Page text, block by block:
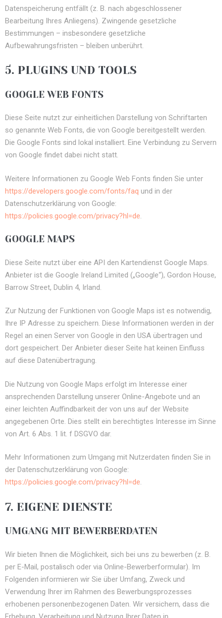
Datenspeicherung entfällt (z. B. nach abgeschlossener
Bearbeitung Ihres Anliegens). Zwingende gesetzliche
Bestimmungen – insbesondere gesetzliche
Aufbewahrungsfristen – bleiben unberührt.
5. PLUGINS UND TOOLS
GOOGLE WEB FONTS
Diese Seite nutzt zur einheitlichen Darstellung von Schriftarten
so genannte Web Fonts, die von Google bereitgestellt werden.
Die Google Fonts sind lokal installiert. Eine Verbindung zu Servern
von Google findet dabei nicht statt.
Weitere Informationen zu Google Web Fonts finden Sie unter
https://developers.google.com/fonts/faq und in der
Datenschutzerklärung von Google:
https://policies.google.com/privacy?hl=de
GOOGLE MAPS
Diese Seite nutzt über eine API den Kartendienst Google Maps.
Anbieter ist die Google Ireland Limited („Google“), Gordon House,
Barrow Street, Dublin 4, Irland.
Zur Nutzung der Funktionen von Google Maps ist es notwendig,
Ihre IP Adresse zu speichern. Diese Informationen werden in der
Regel an einen Server von Google in den USA übertragen und
dort gespeichert. Der Anbieter dieser Seite hat keinen Einfluss
auf diese Datenübertragung.
Die Nutzung von Google Maps erfolgt im Interesse einer
ansprechenden Darstellung unserer Online-Angebote und an
einer leichten Auffindbarkeit der von uns auf der Website
angegebenen Orte. Dies stellt ein berechtigtes Interesse im Sinne
von Art. 6 Abs. 1 lit. f DSGVO dar.
Mehr Informationen zum Umgang mit Nutzerdaten finden Sie in
der Datenschutzerklärung von Google:
https://policies.google.com/privacy?hl=de.
7. EIGENE DIENSTE
UMGANG MIT BEWERBERDATEN
Wir bieten Ihnen die Möglichkeit, sich bei uns zu bewerben (z. B.
per E-Mail, postalisch oder via Online-Bewerberformular). Im
Folgenden informieren wir Sie über Umfang, Zweck und
Verwendung Ihrer im Rahmen des Bewerbungsprozesses
erhobenen personenbezogenen Daten. Wir versichern, dass die